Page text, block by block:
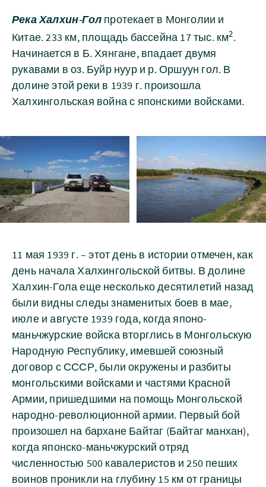
Река Халхин-Гол протекает в Монголии и
Китае. 233 км, площадь бассейна 17 тыс. км2.
Начинается в Б. Хянгане, впадает двумя
рукавами в оз. Буйр нуур и р. Оршуун гол. В
долине этой реки в 1939 г. произошла
Халхингольская война с японскими войсками.
11 мая 1939 г. – этот день в истории отмечен, как
день начала Халхингольской битвы. В долине
Халхин-Гола еще несколько десятилетий назад
были видны следы знаменитых боев в мае,
июле и августе 1939 года, когда японо-
маньчжурские войска вторглись в Монгольскую
Народную Республику, имевшей союзный
договор с СССР, были окружены и разбиты
монгольскими войсками и частями Красной
Армии, пришедшими на помощь Монгольской
народно-революционной армии. Первый бой
произошел на бархане Байтаг (Байтаг манхан),
когда японско-маньчжурский отряд
численностью 500 кавалеристов и 250 пеших
воинов проникли на глубину 15 км от границы